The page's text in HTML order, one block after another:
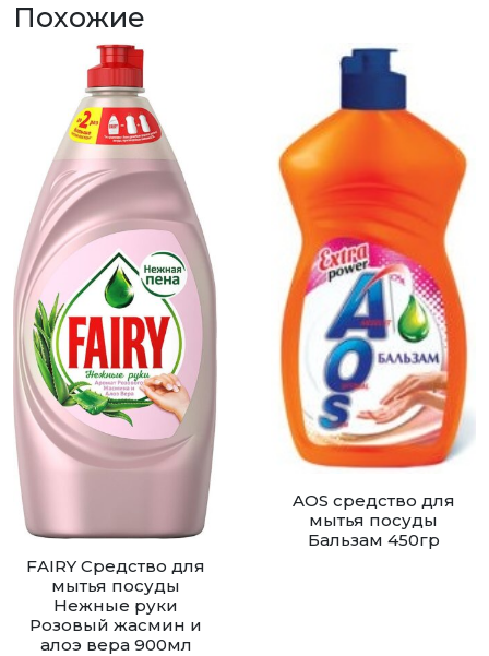
Похожие
FAIRY Средство для
мытья посуды
Нежные руки
Розовый жасмин и
алоэ вера 900мл
AOS cредство для
мытья посуды
Бальзам 450гр